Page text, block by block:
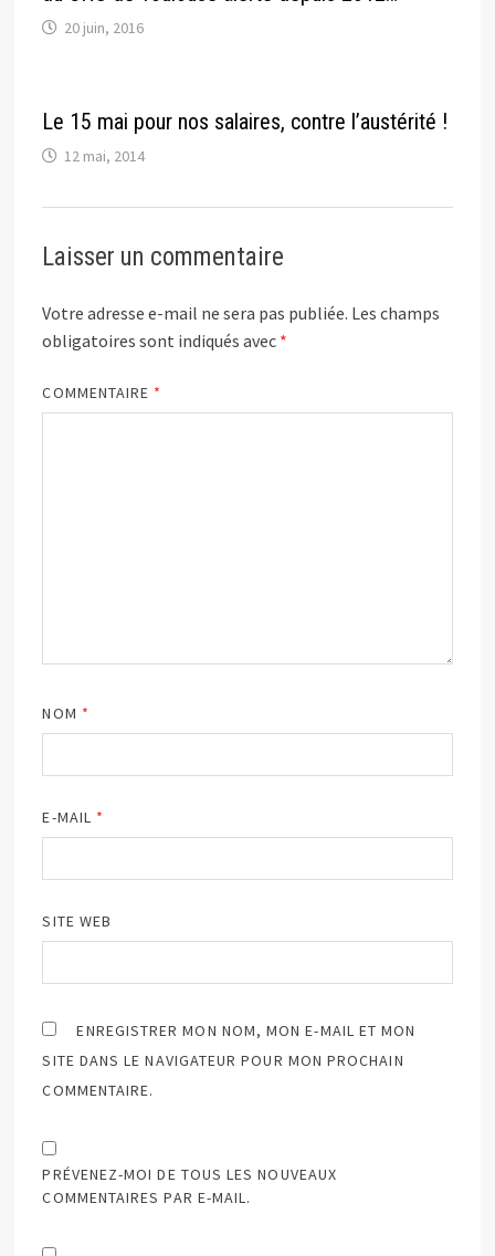
20 juin, 2016
Le 15 mai pour nos salaires, contre l’austérité !
12 mai, 2014
Laisser un commentaire
Votre adresse e-mail ne sera pas publiée. Les champs
obligatoires sont indiqués avec *
COMMENTAIRE *
NOM *
E-MAIL *
SITE WEB
ENREGISTRER MON NOM, MON E-MAIL ET MON
SITE DANS LE NAVIGATEUR POUR MON PROCHAIN
COMMENTAIRE.
PRÉVENEZ-MOI DE TOUS LES NOUVEAUX
COMMENTAIRES PAR E-MAIL.